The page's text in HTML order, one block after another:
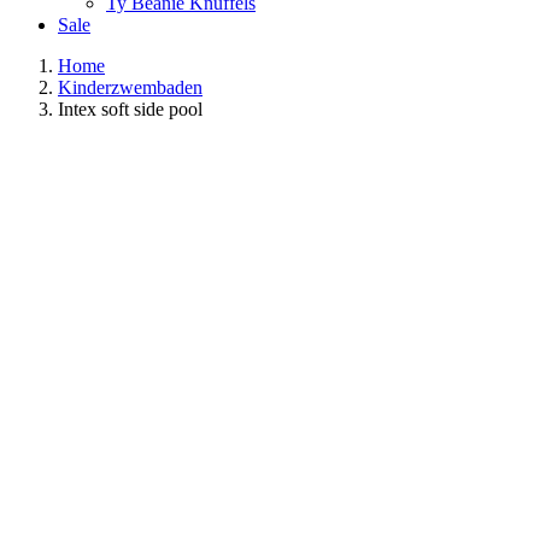
Sale
Home
Kinderzwembaden
Intex soft side pool